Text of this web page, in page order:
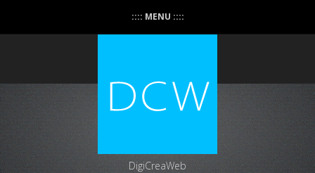
:::: MENU ::::
DigiCreaWeb